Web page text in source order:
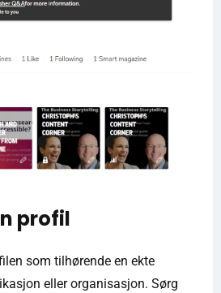
profil
som tilhørende en ekte
eller organisasjon. Sørg